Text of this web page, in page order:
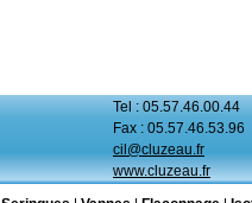
Tel : 05.57.46.00.44
Fax : 05.57.46.53.96
cil@cluzeau.fr
www.cluzeau.fr